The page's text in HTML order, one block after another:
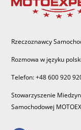
Rzeczoznawcy
Rozmowa w języku
Telefon: +48 600 920
Stowarzyszenie
Samochodowej